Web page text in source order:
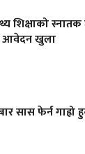
शिक्षाको
आवेदन खुला
सास फेर्न